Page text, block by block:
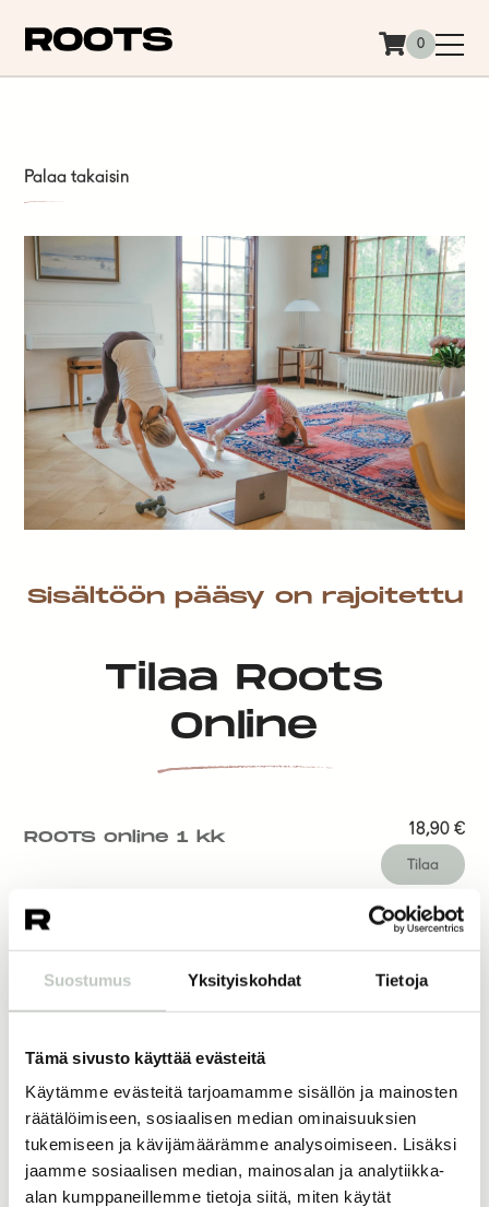
Suostumus Yksityiskohdat Tietoja
Tämä sivusto käyttää evästeitä
Käytämme evästeitä tarjoamamme sisällön ja mainosten
räätälöimiseen, sosiaalisen median ominaisuuksien
tukemiseen ja kävijämäärämme analysoimiseen. Lisäksi
jaamme sosiaalisen median, mainosalan ja analytiikka-
alan kumppaneillemme tietoja siitä, miten käytät
0
Palaa takaisin
Sisältöön pääsy on rajoitettu
Tilaa Roots
Online
ROOTS online 1 kk 18,90 €
Tilaa
ROOTS online 1 vk
Tilaa
ROOTS online
kuukausijäsenyys
Tilaa